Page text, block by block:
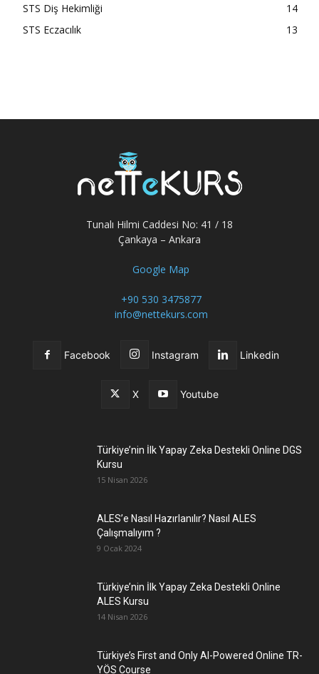
STS Diş Hekimliği
14
STS Eczacılık
13
Tunalı Hilmi Caddesi No: 41 / 18
Çankaya – Ankara
Google Map
+90 530 3475877
info@nettekurs.com
Facebook Instagram Linkedin
X Youtube
Türkiye’nin İlk Yapay Zeka Destekli Online DGS
Kursu
15 Nisan 2026
ALES’e Nasıl Hazırlanılır? Nasıl ALES
Çalışmalıyım ?
9 Ocak 2024
Türkiye’nin İlk Yapay Zeka Destekli Online
ALES Kursu
14 Nisan 2026
Türkiye’s First and Only AI-Powered Online TR-
YÖS Course